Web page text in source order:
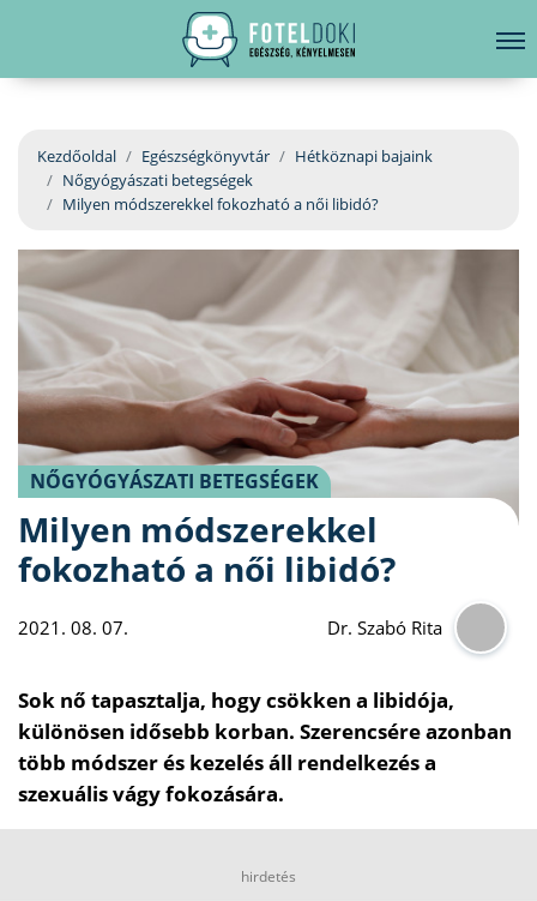
EGÉSZSÉGKÖNYVTÁR
BETEGSÉGKALAUZ
ÜGYELETKERESŐ
ORVOS VÁLASZOL
ORVOSKERESŐ
hirdetés
Kezdőoldal Egészségkönyvtár
Hétköznapi bajaink
Nőgyógyászati betegségek
Milyen módszerekkel fokozható a női libidó?
NŐGYÓGYÁSZATI BETEGSÉGEK
Milyen módszerekkel
fokozható a női libidó?
2021. 08. 07. Dr. Szabó Rita
Sok nő tapasztalja, hogy csökken a libidója,
különösen idősebb korban. Szerencsére azonban
több módszer és kezelés áll rendelkezés a
szexuális vágy fokozására.
hirdetés